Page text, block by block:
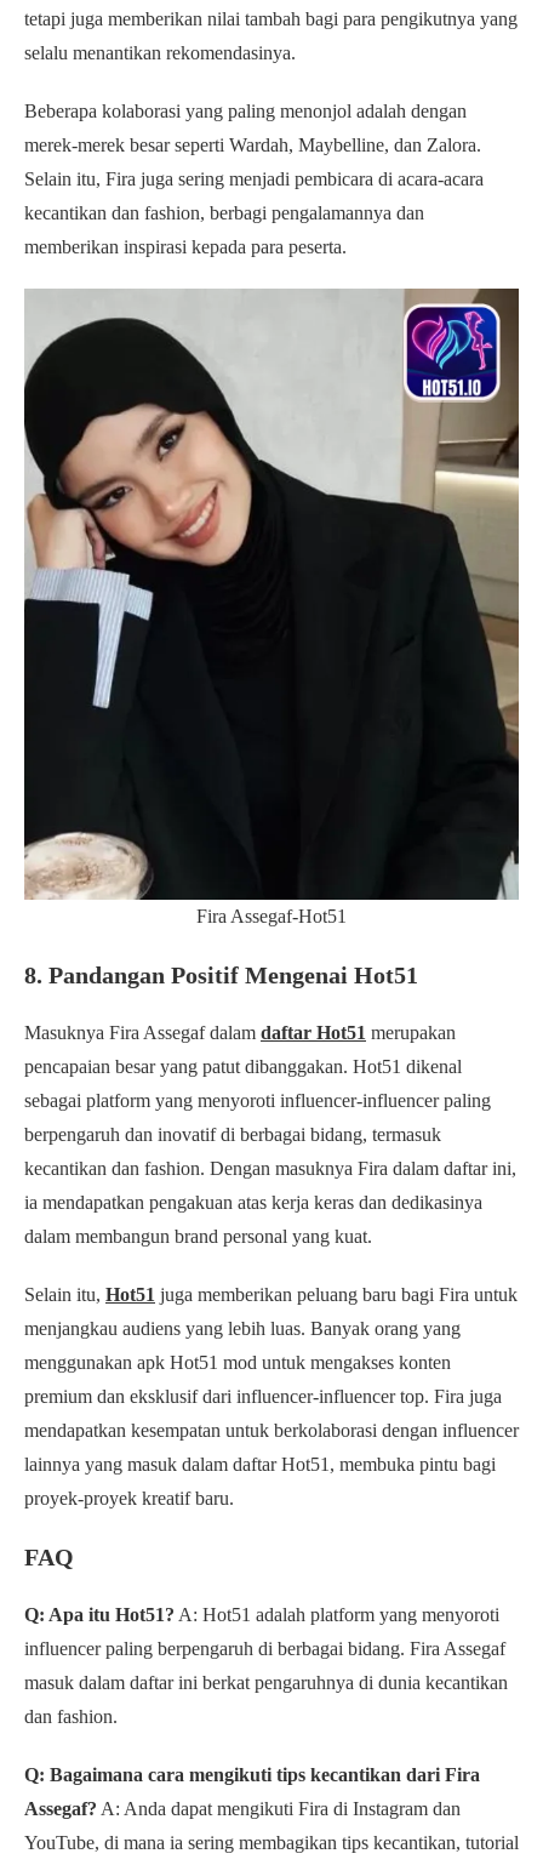
tetapi juga memberikan nilai tambah bagi para pengikutnya yang
selalu menantikan rekomendasinya.
Beberapa kolaborasi yang paling menonjol adalah dengan
merek-merek besar seperti Wardah, Maybelline, dan Zalora.
Selain itu, Fira juga sering menjadi pembicara di acara-acara
kecantikan dan fashion, berbagi pengalamannya dan
memberikan inspirasi kepada para peserta.
Fira Assegaf-Hot51
8. Pandangan Positif Mengenai Hot51
Masuknya Fira Assegaf dalam daftar Hot51 merupakan
pencapaian besar yang patut dibanggakan. Hot51 dikenal
sebagai platform yang menyoroti influencer-influencer paling
berpengaruh dan inovatif di berbagai bidang, termasuk
kecantikan dan fashion. Dengan masuknya Fira dalam daftar ini,
ia mendapatkan pengakuan atas kerja keras dan dedikasinya
dalam membangun brand personal yang kuat.
Selain itu, Hot51 juga memberikan peluang baru bagi Fira untuk
menjangkau audiens yang lebih luas. Banyak orang yang
menggunakan apk Hot51 mod untuk mengakses konten
premium dan eksklusif dari influencer-influencer top. Fira juga
mendapatkan kesempatan untuk berkolaborasi dengan influencer
lainnya yang masuk dalam daftar Hot51, membuka pintu bagi
proyek-proyek kreatif baru.
FAQ
Q: Apa itu Hot51? A: Hot51 adalah platform yang menyoroti
influencer paling berpengaruh di berbagai bidang. Fira Assegaf
masuk dalam daftar ini berkat pengaruhnya di dunia kecantikan
dan fashion.
Q: Bagaimana cara mengikuti tips kecantikan dari Fira
Assegaf? A: Anda dapat mengikuti Fira di Instagram dan
YouTube, di mana ia sering membagikan tips kecantikan, tutorial